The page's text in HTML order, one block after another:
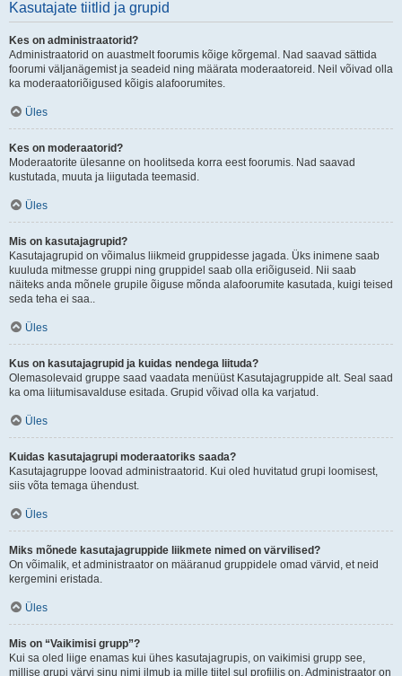
Kasutajate tiitlid ja grupid
Kes on administraatorid?
Administraatorid on auastmelt foorumis kõige kõrgemal. Nad saavad sättida
foorumi väljanägemist ja seadeid ning määrata moderaatoreid. Neil võivad olla
ka moderaatoriõigused kõigis alafoorumites.
Üles
Kes on moderaatorid?
Moderaatorite ülesanne on hoolitseda korra eest foorumis. Nad saavad
kustutada, muuta ja liigutada teemasid.
Üles
Mis on kasutajagrupid?
Kasutajagrupid on võimalus liikmeid gruppidesse jagada. Üks inimene saab
kuuluda mitmesse gruppi ning gruppidel saab olla eriõiguseid. Nii saab
näiteks anda mõnele grupile õiguse mõnda alafoorumite kasutada, kuigi teised
seda teha ei saa..
Üles
Kus on kasutajagrupid ja kuidas nendega liituda?
Olemasolevaid gruppe saad vaadata menüüst Kasutajagruppide alt. Seal saad
ka oma liitumisavalduse esitada. Grupid võivad olla ka varjatud.
Üles
Kuidas kasutajagrupi moderaatoriks saada?
Kasutajagruppe loovad administraatorid. Kui oled huvitatud grupi loomisest,
siis võta temaga ühendust.
Üles
Miks mõnede kasutajagruppide liikmete nimed on värvilised?
On võimalik, et administraator on määranud gruppidele omad värvid, et neid
kergemini eristada.
Üles
Mis on “Vaikimisi grupp”?
Kui sa oled liige enamas kui ühes kasutajagrupis, on vaikimisi grupp see,
millise grupi värvi sinu nimi ilmub ja mille tiitel sul profiilis on. Administraator on